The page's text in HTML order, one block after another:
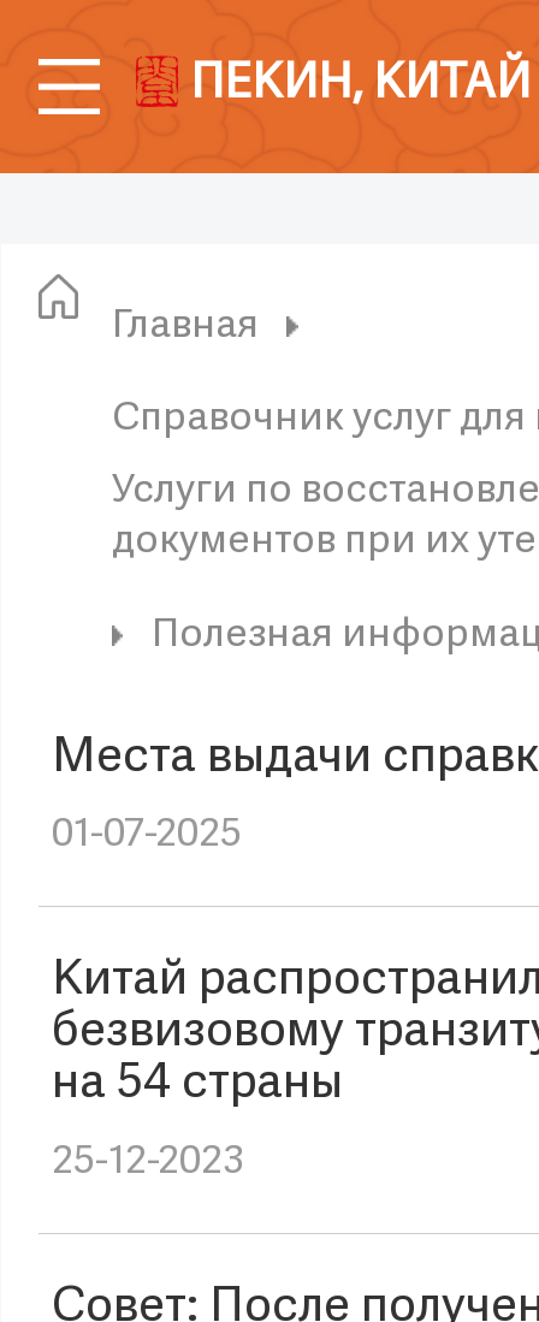
ПЕКИН, КИТАЙ
Главная
Справочник услуг
Услуги по
документов при их
Полезная
Места выдачи
01-07-2025
Китай
безвизовому
на 54 страны
25-12-2023
Совет: После